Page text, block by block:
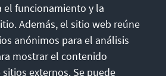
el funcionamiento y la
Además, el sitio web reúne
anónimos para el análisis
mostrar el contenido
externos. Se puede